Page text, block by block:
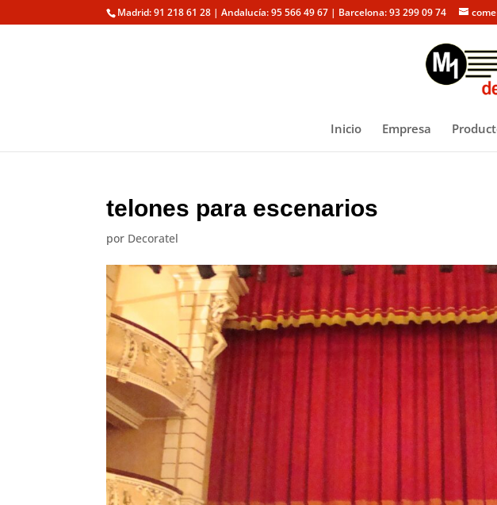
Madrid: 91 218 61 28 | Andalucía: 95 566 49 67 | Barcelona: 93 299 09 74
Inicio Empresa
telones para escenarios
por Decoratel